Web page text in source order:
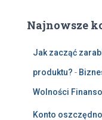
Najnowsze
Jak zacząć
produktu? -
Wolności
Konto